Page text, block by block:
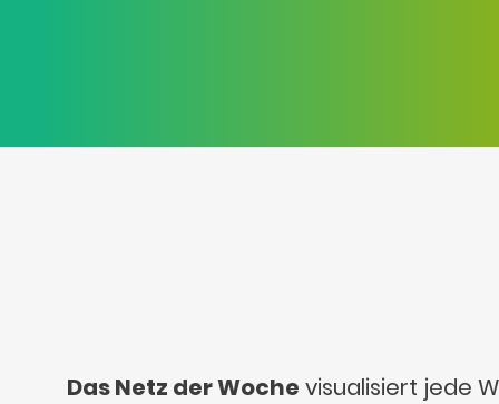
Das Netz der Woche visualisiert jede